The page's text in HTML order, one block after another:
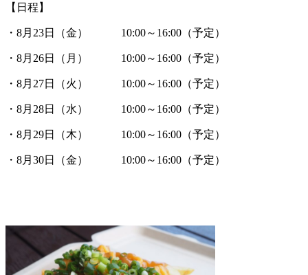
【日程】
・8月23日（金） 10:00～16:00（予定）
・8月26日（月） 10:00～16:00（予定）
・8月27日（火） 10:00～16:00（予定）
・8月28日（水） 10:00～16:00（予定）
・8月29日（木） 10:00～16:00（予定）
・8月30日（金） 10:00～16:00（予定）